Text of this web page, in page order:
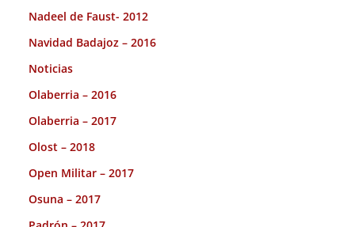
Nadeel de Faust- 2012
Navidad Badajoz – 2016
Noticias
Olaberria – 2016
Olaberria – 2017
Olost – 2018
Open Militar – 2017
Osuna – 2017